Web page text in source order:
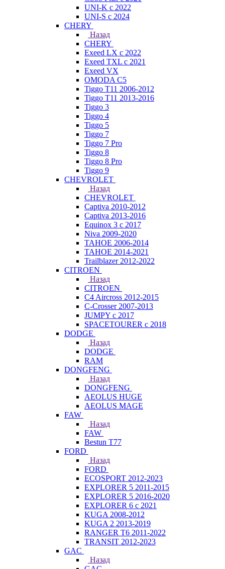
UNI-K с 2022
UNI-S с 2024
CHERY
Назад
CHERY
Exeed LX с 2022
Exeed TXL с 2021
Exeed VX
OMODA C5
Tiggo T11 2006-2012
Tiggo T11 2013-2016
Tiggo 3
Tiggo 4
Tiggo 5
Tiggo 7
Tiggo 7 Pro
Tiggo 8
Tiggo 8 Pro
Tiggo 9
CHEVROLET
Назад
CHEVROLET
Captiva 2010-2012
Captiva 2013-2016
Equinox 3 с 2017
Niva 2009-2020
TAHOE 2006-2014
TAHOE 2014-2021
Trailblazer 2012-2022
CITROEN
Назад
CITROEN
C4 Aircross 2012-2015
C-Crosser 2007-2013
JUMPY с 2017
SPACETOURER с 2018
DODGE
Назад
DODGE
RAM
DONGFENG
Назад
DONGFENG
AEOLUS HUGE
AEOLUS MAGE
FAW
Назад
FAW
Bestun T77
FORD
Назад
FORD
ECOSPORT 2012-2023
EXPLORER 5 2011-2015
EXPLORER 5 2016-2020
EXPLORER 6 с 2021
KUGA 2008-2012
KUGA 2 2013-2019
RANGER T6 2011-2022
TRANSIT 2012-2023
GAC
Назад